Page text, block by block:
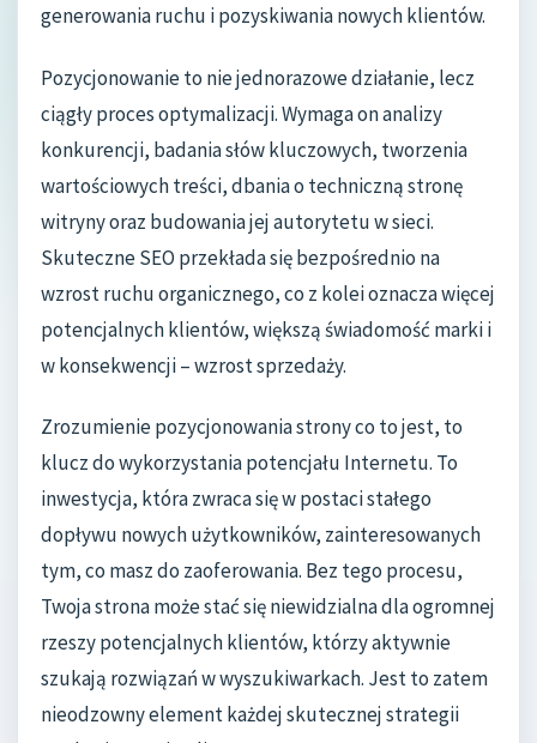
generowania ruchu i pozyskiwania nowych klientów.
Pozycjonowanie to nie jednorazowe działanie, lecz
ciągły proces optymalizacji. Wymaga on analizy
konkurencji, badania słów kluczowych, tworzenia
wartościowych treści, dbania o techniczną stronę
witryny oraz budowania jej autorytetu w sieci.
Skuteczne SEO przekłada się bezpośrednio na
wzrost ruchu organicznego, co z kolei oznacza więcej
potencjalnych klientów, większą świadomość marki i
w konsekwencji – wzrost sprzedaży.
Zrozumienie pozycjonowania strony co to jest, to
klucz do wykorzystania potencjału Internetu. To
inwestycja, która zwraca się w postaci stałego
dopływu nowych użytkowników, zainteresowanych
tym, co masz do zaoferowania. Bez tego procesu,
Twoja strona może stać się niewidzialna dla ogromnej
rzeszy potencjalnych klientów, którzy aktywnie
szukają rozwiązań w wyszukiwarkach. Jest to zatem
nieodzowny element każdej skutecznej strategii